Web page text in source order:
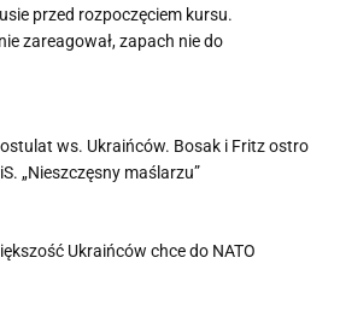
przed rozpoczęciem kursu.
zareagował, zapach nie do
ws. Ukraińców. Bosak i Fritz ostro
„Nieszczęsny maślarzu”
Ukraińców chce do NATO